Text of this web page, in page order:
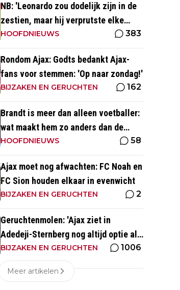
NB: 'Leonardo zou dodelijk zijn in de
zestien, maar hij verprutste elke
kans'
HOOFDNIEUWS 383
Rondom Ajax: Godts bedankt Ajax-
fans voor stemmen: 'Op naar zondag!'
BIJZAKEN EN GERUCHTEN 162
Brandt is meer dan alleen voetballer:
wat maakt hem zo anders dan de
'gemiddelde' voetballer?
HOOFDNIEUWS 58
Ajax moet nog afwachten: FC Noah en
FC Sion houden elkaar in evenwicht
BIJZAKEN EN GERUCHTEN 2
Geruchtenmolen: 'Ajax ziet in
Adedeji-Sternberg nog altijd optie als
Godts vertrekt'
BIJZAKEN EN GERUCHTEN 1006
Meer artikelen